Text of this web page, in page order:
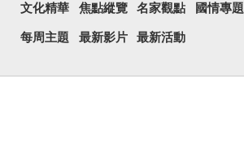
文化精華 焦點縱覽 名家觀點 國情專題
每周主題 最新影片 最新活動